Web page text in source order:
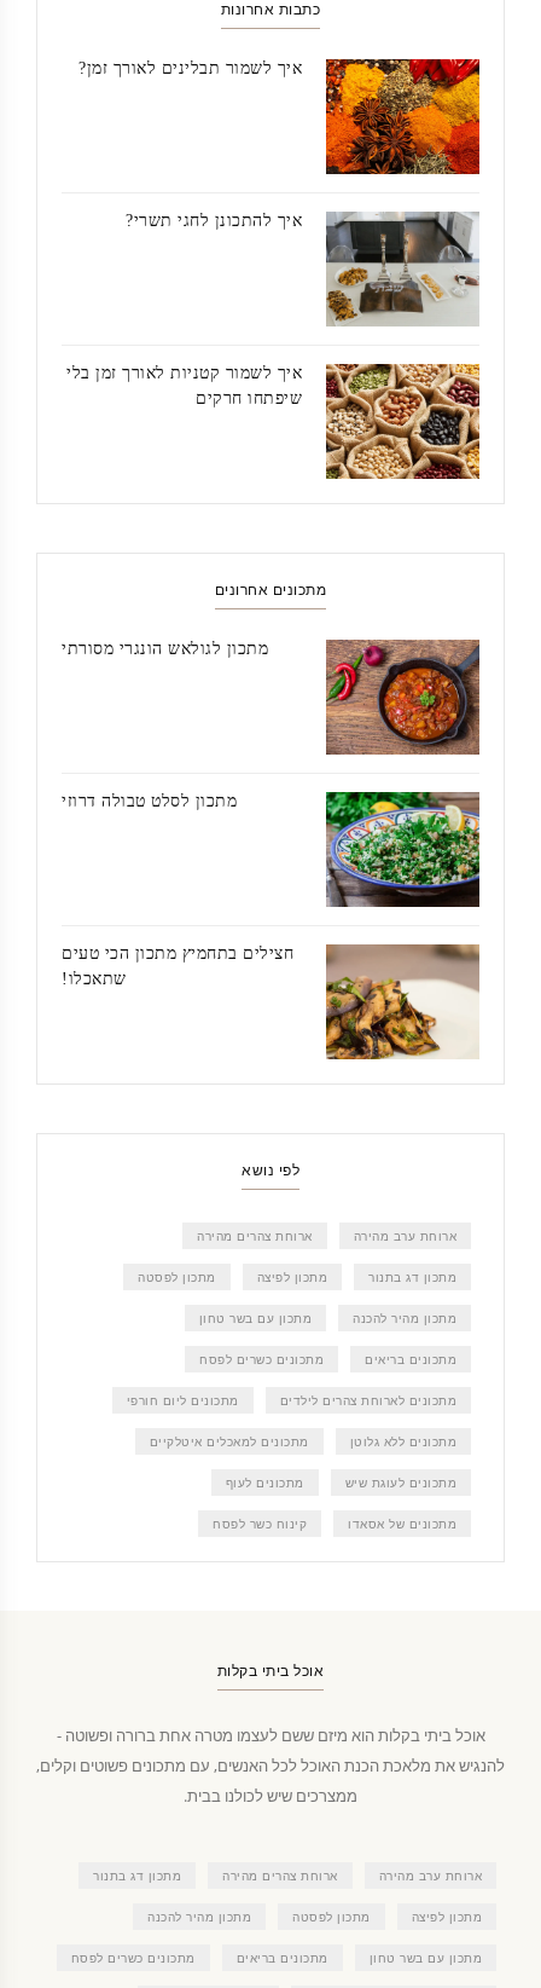
כתבות אחרונות
איך לשמור תבלינים לאורך זמן?
איך להתכונן לחגי תשרי?
איך לשמור קטניות לאורך זמן בלי
שיפתחו חרקים
מתכונים אחרונים
מתכון לגולאש הונגרי מסורתי
מתכון לסלט טבולה דרוזי
חצילים בתחמיץ מתכון הכי טעים
שתאכלו!
לפי נושא
ארוחת ערב מהירה ארוחת צהרים מהירה
מתכון דג בתנור מתכון לפיצה מתכון לפסטה
מתכון מהיר להכנה מתכון עם בשר טחון
מתכונים בריאים מתכונים כשרים לפסח
מתכונים לארוחת צהרים לילדים מתכונים ליום חורפי
מתכונים ללא גלוטן מתכונים למאכלים איטלקיים
מתכונים לעוגת שיש מתכונים לעוף
מתכונים של אסאדו קינוח כשר לפסח
אוכל ביתי בקלות
אוכל ביתי בקלות הוא מיזם ששם לעצמו מטרה אחת ברורה ופשוטה -
להנגיש את מלאכת הכנת האוכל לכל האנשים, עם מתכונים פשוטים וקלים,
ממצרכים שיש לכולנו בבית.
ארוחת ערב מהירה ארוחת צהרים מהירה מתכון דג בתנור
מתכון לפיצה מתכון לפסטה מתכון מהיר להכנה
מתכון עם בשר טחון מתכונים בריאים מתכונים כשרים לפסח